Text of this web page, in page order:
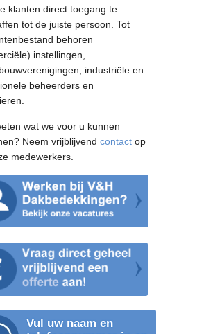
klanten direct toegang te
tot de juiste persoon. Tot
behoren
instellingen,
industriële en
beheerders en
wat we voor u kunnen
Neem vrijblijvend contact op
medewerkers.
Vul uw naam en